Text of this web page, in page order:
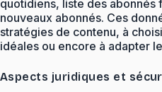
quotidiens, liste des
nouveaux abonnés. Ces
stratégies de contenu, à
idéales ou encore à adapter
Aspects juridiques et